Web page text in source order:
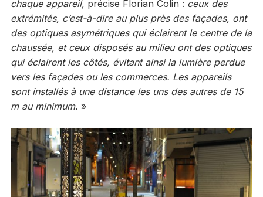
chaque appareil, précise Florian Colin : ceux des
extrémités, c’est-à-dire au plus près des façades, ont
des optiques asymétriques qui éclairent le centre de la
chaussée, et ceux disposés au milieu ont des optiques
qui éclairent les côtés, évitant ainsi la lumière perdue
vers les façades ou les commerces. Les appareils
sont installés à une distance les uns des autres de 15
m au minimum. »